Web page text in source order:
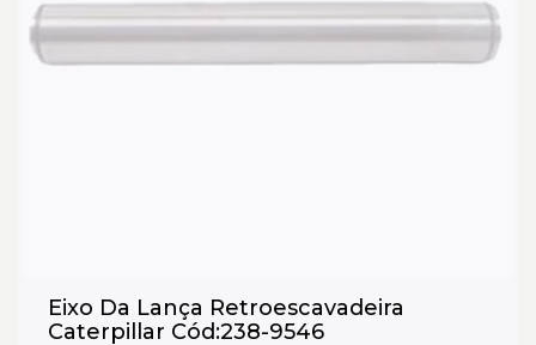
Eixo Da Lança Retroescavadeira
Caterpillar Cód:238-9546